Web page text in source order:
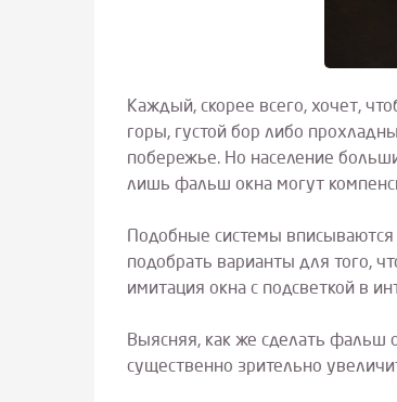
Каждый, скорее всего, хочет,
горы, густой бор либо
побережье. Но население
лишь фальш окна могут
Подобные системы вписываются
подобрать варианты для того,
имитация окна с подсветкой в
Выясняя, как же сделать фальш
существенно зрительно